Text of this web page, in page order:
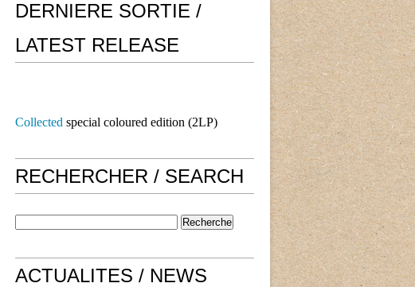
DERNIERE SORTIE /
LATEST RELEASE
Collected special coloured edition (2LP)
RECHERCHER / SEARCH
ACTUALITES / NEWS